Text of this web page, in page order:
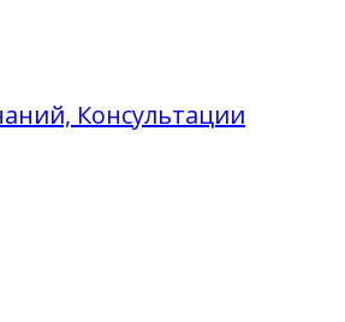
Консультации